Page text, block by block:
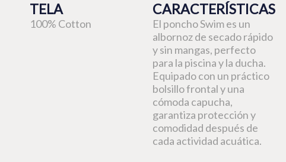
TELA
100% Cotton
CARACTERÍSTICAS
El poncho Swim es un
albornoz de secado rápido
y sin mangas, perfecto
para la piscina y la ducha.
Equipado con un práctico
bolsillo frontal y una
cómoda capucha,
garantiza protección y
comodidad después de
cada actividad acuática.